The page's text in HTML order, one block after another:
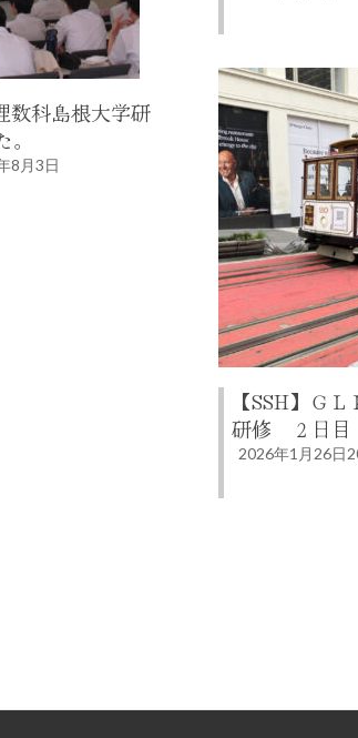
数科島根大学研
8月3日
【SSH】Ｇ
研修 ２日目
2026年1月26日